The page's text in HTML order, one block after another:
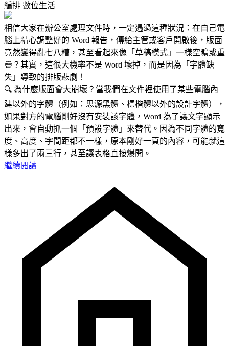
編排 數位生活
相信大家在辦公室處理文件時，一定遇過這種狀況：在自己電
腦上精心調整好的 Word 報告，傳給主管或客戶開啟後，版面
竟然變得亂七八糟，甚至看起來像「草稿模式」一樣空曠或重
疊？其實，這很大機率不是 Word 壞掉，而是因為「字體缺
失」導致的排版悲劇！
🔍 為什麼版面會大崩壞？當我們在文件裡使用了某些電腦內
建以外的字體（例如：思源黑體、標楷體以外的設計字體），
如果對方的電腦剛好沒有安裝該字體，Word 為了讓文字顯示
出來，會自動抓一個「預設字體」來替代。因為不同字體的寬
度、高度、字間距都不一樣，原本剛好一頁的內容，可能就這
樣多出了兩三行，甚至讓表格直接爆開。
繼續閱讀